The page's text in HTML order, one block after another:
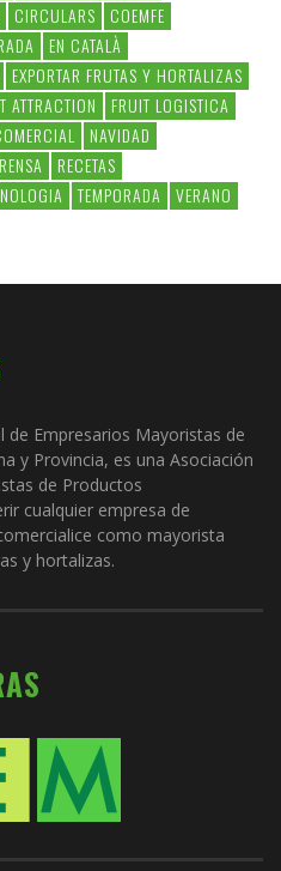
CIRCULARS
COEMFE
EN CATALÀ
EXPORTAR FRUTAS Y HORTALIZAS
ATTRACTION
FRUIT LOGISTICA
NAVIDAD
RECETAS
TEMPORADA VERANO
de Empresarios Mayoristas de
y Provincia, es una Asociación
de Productos
cualquier empresa de
como mayorista
y hortalizas.